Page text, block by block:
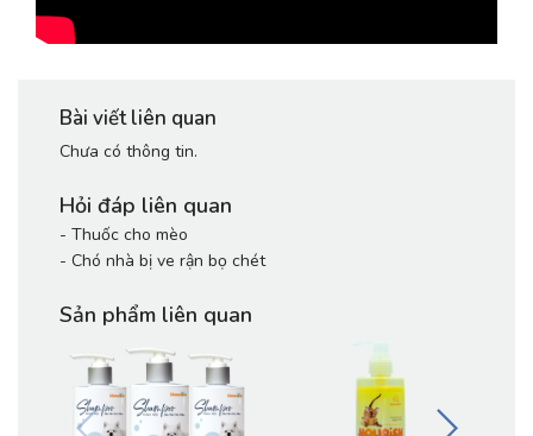
Bài viết liên quan
Chưa có thông tin.
Hỏi đáp liên quan
- Thuốc cho mèo
- Chó nhà bị ve rận bọ chét
Sản phẩm liên quan